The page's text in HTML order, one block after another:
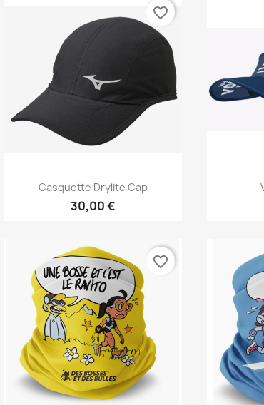
Vista rápida
Casquette Drylite Cap
30,00 €
favorite_border
favorite_border